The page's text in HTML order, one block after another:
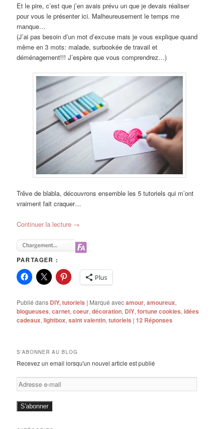
Et le pire, c’est que j’en avais prévu un que je devais réaliser
pour vous le présenter ici. Malheureusement le temps me
manque…
(J’ai pas besoin d’un mot d’excuse mais je vous explique quand
même en 3 mots: malade, surbookée de travail et
déménagement!!! J’espère que vous comprendrez…)
Trêve de blabla, découvrons ensemble les 5 tutoriels qui m’ont
vraiment fait craquer…
Continuer la lecture →
PARTAGER :
Plus
Publié dans DIY, tutoriels | Marqué avecamour,amoureux,
blogueuses,carnet,coeur,décoration, DIY,fortune cookies,idées
cadeaux,lightbox,saint valentin,tutoriels |12 Réponses
S'ABONNER AU BLOG
Recevez un email lorsqu'un nouvel article est publié
Adresse
e-
mail
S'abonner